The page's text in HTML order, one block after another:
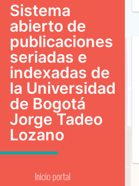
Sistema
abierto de
publicaciones
seriadas e
indexadas de
la Universidad
de Bogotá
Jorge Tadeo
Lozano
Inicio portal